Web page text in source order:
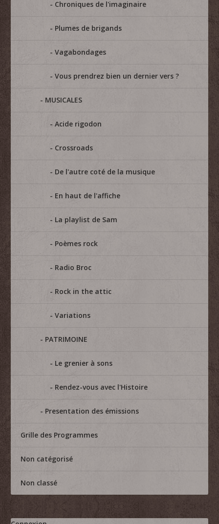
Chroniques de l'imaginaire
Plumes de brigands
Vagabondages
Vous prendrez bien un dernier vers ?
MUSICALES
Acide rigodon
Crossroads
De l'autre coté de la musique
En haut de l'affiche
La playlist de Sam
Poèmes rock
Radio Broc
Rock in the attic
Variations
PATRIMOINE
Le grenier à sons
Rendez-vous avec l'Histoire
Presentation des émissions
Grille des Programmes
Non catégorisé
Non classé